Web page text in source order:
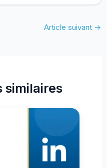
Article suivant →
similaires